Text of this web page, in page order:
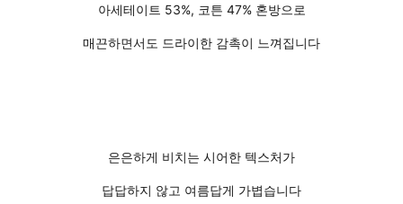
아세테이트 53%, 코튼 47% 혼방으로
매끈하면서도 드라이한 감촉이 느껴집니다
은은하게 비치는 시어한 텍스처가
답답하지 않고 여름답게 가볍습니다